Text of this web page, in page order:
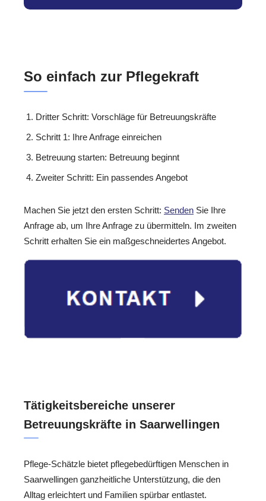
So einfach zur Pflegekraft
Dritter Schritt: Vorschläge für Betreuungskräfte
Schritt 1: Ihre Anfrage einreichen
Betreuung starten: Betreuung beginnt
Zweiter Schritt: Ein passendes Angebot
Machen Sie jetzt den ersten Schritt: Senden Sie Ihre
Anfrage ab, um Ihre Anfrage zu übermitteln. Im zweiten
Schritt erhalten Sie ein maßgeschneidertes Angebot.
Tätigkeitsbereiche unserer
Betreuungskräfte in Saarwellingen
Pflege-Schätzle bietet pflegebedürftigen Menschen in
Saarwellingen ganzheitliche Unterstützung, die den
Alltag erleichtert und Familien spürbar entlastet.